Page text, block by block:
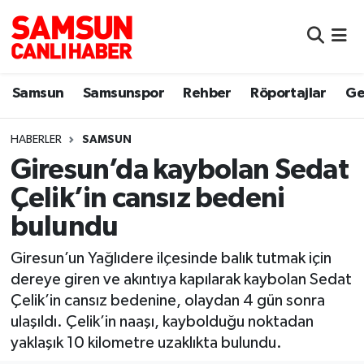
Samsun Samsunspor Rehber Röportajlar
HABERLER SAMSUN
Giresun’da kaybolan Sedat
Çelik’in cansız bedeni
bulundu
Giresun’un Yağlıdere ilçesinde balık tutmak için
dereye giren ve akıntıya kapılarak kaybolan Sedat
Çelik’in cansız bedenine, olaydan 4 gün sonra
ulaşıldı. Çelik’in naaşı, kaybolduğu noktadan
yaklaşık 10 kilometre uzaklıkta bulundu.
Samsun
Sokak Röportajları
Genel
Dünya
Sağlık
Yemek
Samsun Nöbetçi Eczaneler
Samsun Hava Durumu
Samsun Namaz Vakitleri
Samsun Trafik Yoğunluk Haritası
Süper Lig Puan Durumu ve Fikstür
Tüm Manşetler
Son Dakika Haberleri
Haber Arşivi